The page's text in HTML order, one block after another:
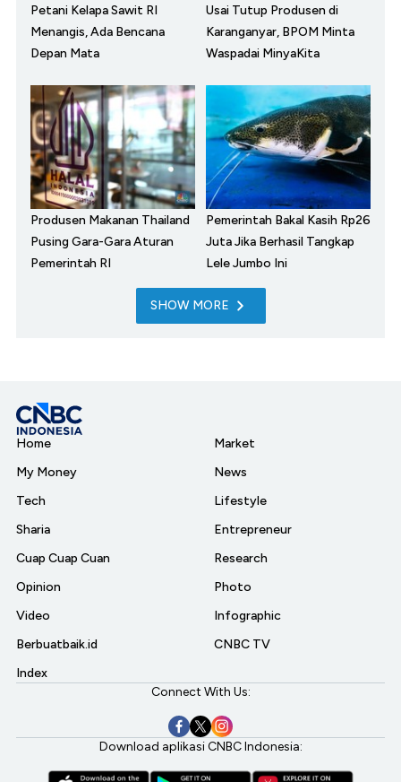
Petani Kelapa Sawit RI
Menangis, Ada Bencana
Depan Mata
Usai Tutup Produsen di
Karanganyar, BPOM Minta
Waspadai MinyaKita
Produsen Makanan Thailand
Pusing Gara-Gara Aturan
Pemerintah RI
Pemerintah Bakal Kasih Rp26
Juta Jika Berhasil Tangkap
Lele Jumbo Ini
SHOW MORE
Home
My Money
Tech
Sharia
Cuap Cuap Cuan
Opinion
Video
Berbuatbaik.id
Index
Market
News
Lifestyle
Entrepreneur
Research
Photo
Infographic
CNBC TV
Connect With Us:
Download aplikasi CNBC Indonesia: